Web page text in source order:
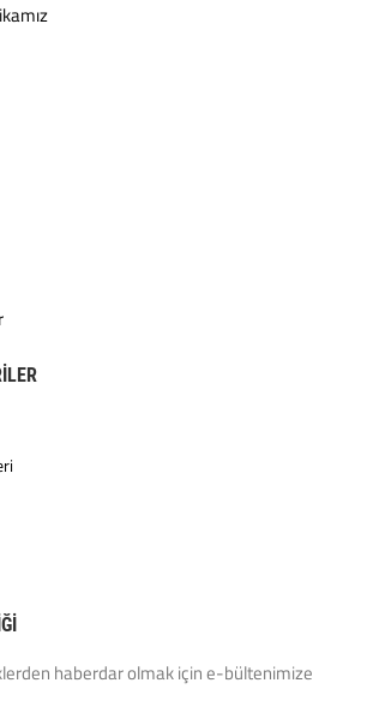
haberdar olmak için e-bültenimize